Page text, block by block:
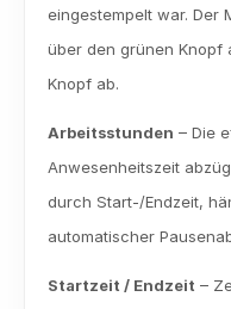
eingestempelt war. Der
über den grünen Knopf
Knopf ab.
Arbeitsstunden – Die
Anwesenheitszeit
durch Start-/Endzeit,
automatischer
Startzeit / Endzeit –